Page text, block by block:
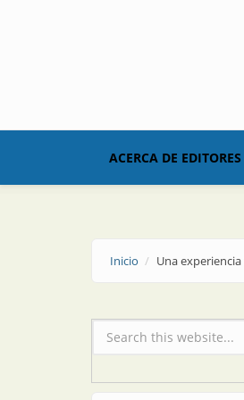
ACERCA DE EDITORES
Inicio Una
Formulario de